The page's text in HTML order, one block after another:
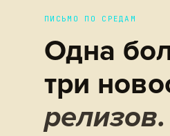
ПИСЬМО ПО СРЕДАМ
Одна
три
релизов.